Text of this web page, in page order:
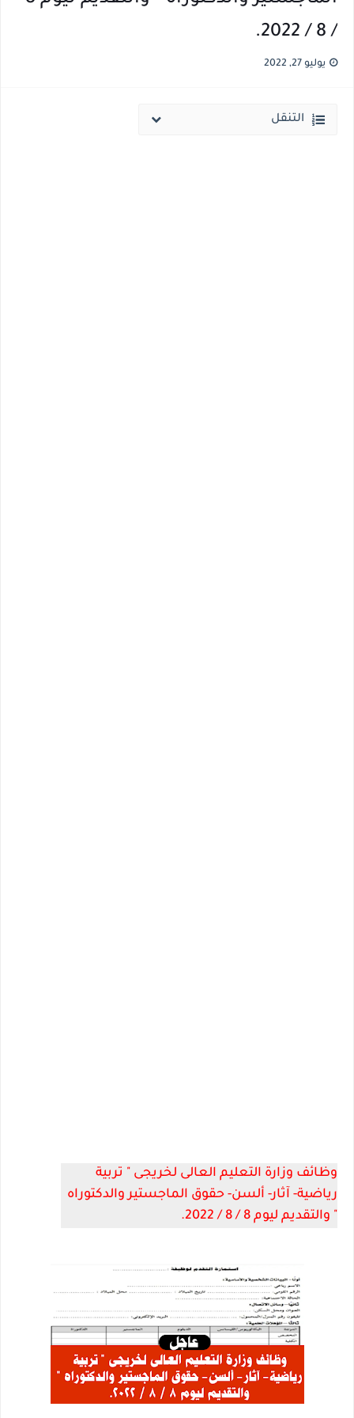
/ 8 / 2022.
يوليو 27, 2022
التنقل
وظائف وزارة التعليم العالى لخريجى " تربية
رياضية- آثار- ألسن- حقوق الماجستير والدكتوراه
" والتقديم ليوم 8 / 8 / 2022.